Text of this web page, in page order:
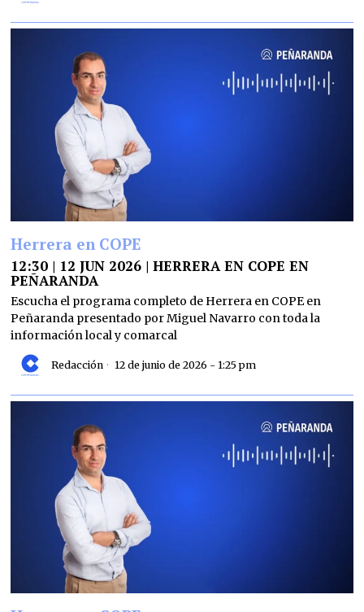
Herrera en COPE
12:30 | 12 JUN 2026 | HERRERA EN COPE EN
PEÑARANDA
Escucha el programa completo de Herrera en COPE en
Peñaranda presentado por Miguel Navarro con toda la
información local y comarcal
Redacción 12 de junio de 2026 - 1:25 pm